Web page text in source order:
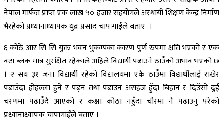
नेपाल मार्फत प्राप्त एक लाख ५० हजार सहयोगले अस्थायी शिक्षण केन्द्र निर्माण
भैरहेको प्रध्यानाध्यापक धुव्र प्रसाद चापागाईँले बताए ।
६ कोठे आर सि सि युक्त भवन भुकम्पका कारण पुर्ण रुपमा क्षति भएको र एक
वटा ब्लक मात्र सुरक्षित रहेकाले अहिले विद्यार्थी पढाउने ठाउँको अभाव भएको छ
। २ सय ३१ जना विद्यार्थी रहेको विद्यालयमा एकै ठाउँमा विद्यार्थीलाई राखेर
पढाउँदा होहल्ला हुने र पढ्न तथा पढाउन असहज हुँदा बिहान र दिउँसो दुई
चरणमा पढाउँदै आएको र कक्षा कोठा नहुँदा चौरमा नै पढाउनु परेको
प्रध्यानाध्यापक चापागाईँले बताए ।